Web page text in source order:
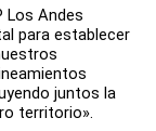
Los Andes
para establecer
juntos la
territorio».